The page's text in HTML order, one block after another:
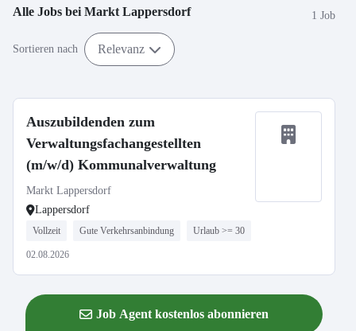
Alle Jobs bei Markt Lappersdorf 1 Job
Sortieren nach Relevanz
Auszubildenden zum
Verwaltungsfachangestellten
(m/w/d) Kommunalverwaltung
Markt Lappersdorf
Lappersdorf
Vollzeit Gute Verkehrsanbindung Urlaub >= 30
02.08.2026
Job Agent kostenlos abonnieren